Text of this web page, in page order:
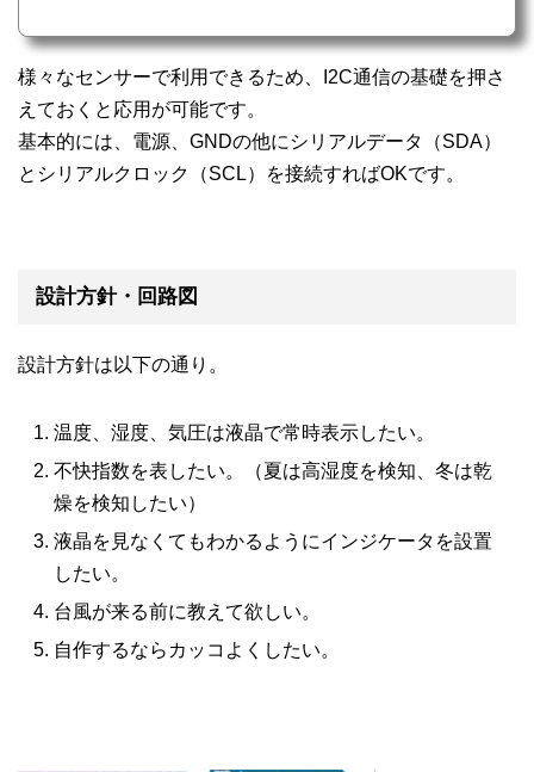
様々なセンサーで利用できるため、I2C通信の基礎を押さ
えておくと応用が可能です。
基本的には、電源、GNDの他にシリアルデータ（SDA）
とシリアルクロック（SCL）を接続すればOKです。
設計方針・回路図
設計方針は以下の通り。
温度、湿度、気圧は液晶で常時表示したい。
不快指数を表したい。（夏は高湿度を検知、冬は乾
燥を検知したい）
液晶を見なくてもわかるようにインジケータを設置
したい。
台風が来る前に教えて欲しい。
自作するならカッコよくしたい。